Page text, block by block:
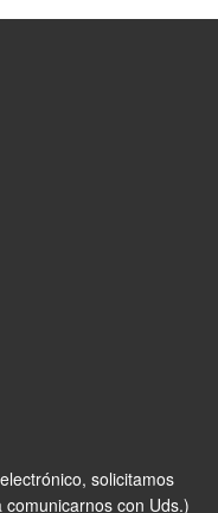
solicitamos
con Uds.)